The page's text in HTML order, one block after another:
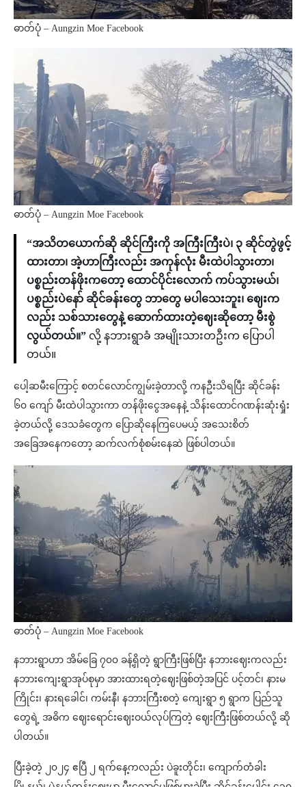
ဓာတ်ပုံ – Aungzin Moe Facebook
ဓာတ်ပုံ – Aungzin Moe Facebook
“အသိတယောက်ဆို ဆိုင်ကြီးကို အကြီးကြီးပဲ၊ ၃ ဆိုင်တွဲဖွင့်
ထားတာ၊ အဲ့ဟာကြီးလည်း အကုန်လုံး မီးထဲပါသွားတာ၊
ပစ္စည်းတန်ဖိုးကတော့ ထောင်ပိုင်းလောက် ကပ်သွားမယ်၊
ပစ္စည်းပဲနော် ဆိုင်ခန်းတွေ ဘာတွေ မပါသေးဘူး၊ ဈေးက
လည်း သစ်သားတွေနဲ့ ဆောက်ထားတဲ့ဈေးဆိုတော့ မီးစွဲ
လွယ်တယ်။” လို့ နဘားရွာခံ အမျိုးသားတဦးက ပြောပါ
တယ်။
ပေါ့ဆမီးကြောင့် စတင်လောင်ကျွမ်းခဲ့တာလို့ ကနဦးသိရပြီး ဆိုင်ခန်း
၆၀ ကျော် မီးထဲပါသွားကာ တန်ဖိုးငွေအနေနဲ့ သိန်းထောင်ဂဏန်းဆုံးရှုံး
ခဲ့တယ်လို့ ဒေသခံတွေက ပြောဆိုနေကြပေမယ့် အသေးစိတ်
အခြေအနေကတော့ ဆက်လက်စုံစမ်းနေဆဲ ဖြစ်ပါတယ်။
ဓာတ်ပုံ – Aungzin Moe Facebook
နဘားရွာဟာ အိမ်ခြေ ၇၀၀ ခန့်ရှိတဲ့ ရွာကြီးဖြစ်ပြီး နဘားဈေးကလည်း
နဘားကျေးရွာအုပ်စုမှာ အားထားရတဲ့ဈေးဖြစ်တဲ့အပြင် ပင့်တင်၊ နားမ
ကြိုင်း၊ နားရခေါင်၊ ကမ်းနီ၊ နဘားကြီးစတဲ့ ကျေးရွာ ၅ ရွာက ပြည်သူ
တွေရဲ့ အဓိက ဈေးရောင်းဈေးဝယ်လုပ်ကြတဲ့ ဈေးကြီးဖြစ်တယ်လို့ ဆို
ပါတယ်။
ပြီးခဲ့တဲ့ ၂၀၂၄ ဧပြီ ၂ ရက်နေ့ကလည်း ပဲခူးတိုင်း၊ ကျောက်တံခါး